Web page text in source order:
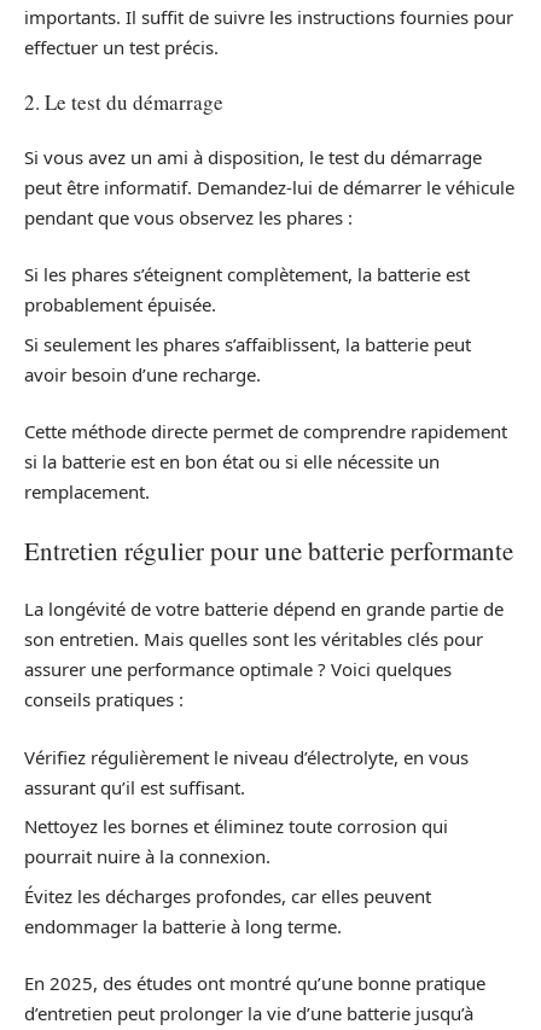
importants. Il suffit de suivre les instructions fournies pour
effectuer un test précis.
2. Le test du démarrage
Si vous avez un ami à disposition, le test du démarrage
peut être informatif. Demandez-lui de démarrer le véhicule
pendant que vous observez les phares :
Si les phares s’éteignent complètement, la batterie est
probablement épuisée.
Si seulement les phares s’affaiblissent, la batterie peut
avoir besoin d’une recharge.
Cette méthode directe permet de comprendre rapidement
si la batterie est en bon état ou si elle nécessite un
remplacement.
Entretien régulier pour une batterie performante
La longévité de votre batterie dépend en grande partie de
son entretien. Mais quelles sont les véritables clés pour
assurer une performance optimale ? Voici quelques
conseils pratiques :
Vérifiez régulièrement le niveau d’électrolyte, en vous
assurant qu’il est suffisant.
Nettoyez les bornes et éliminez toute corrosion qui
pourrait nuire à la connexion.
Évitez les décharges profondes, car elles peuvent
endommager la batterie à long terme.
En 2025, des études ont montré qu’une bonne pratique
d’entretien peut prolonger la vie d’une batterie jusqu’à